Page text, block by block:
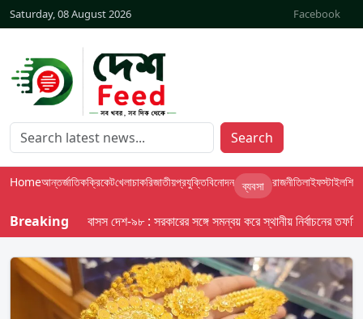
Saturday, 08 August 2026 Facebook
Search
Homeআন্তর্জাতিকক্রিকেটখেলাচাকরিজাতীয়প্রযুক্তিবিনোদন ব্যবসা রাজনীতিলাইফস্টাইলশিক্ষা
Breaking বাসস দেশ-৯৮ : সরকারের সঙ্গে সমন্বয় করে স্থানীয় নির্বাচনের